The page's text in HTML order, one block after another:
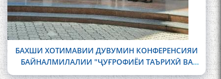
БАХШИ ХОТИМАВИИ ДУВУМИН КОНФЕРЕНСИЯИ
БАЙНАЛМИЛАЛИИ "ҶУҒРОФИЁИ ТАЪРИХӢ ВА
ФАРҲАНГИИ "ШОҲНОМА"-И ФИРДАВСӢ ДАР